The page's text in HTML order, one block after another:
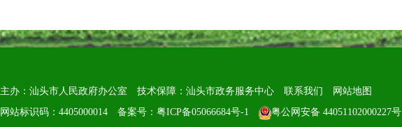
主办：汕头市人民政府办公室
技术保障：汕头市政务服务中心 联系我们
网站地图
网站标识码：4405000014
备案号：粤ICP备05066684号-1 粤公网安备 44051102000227号